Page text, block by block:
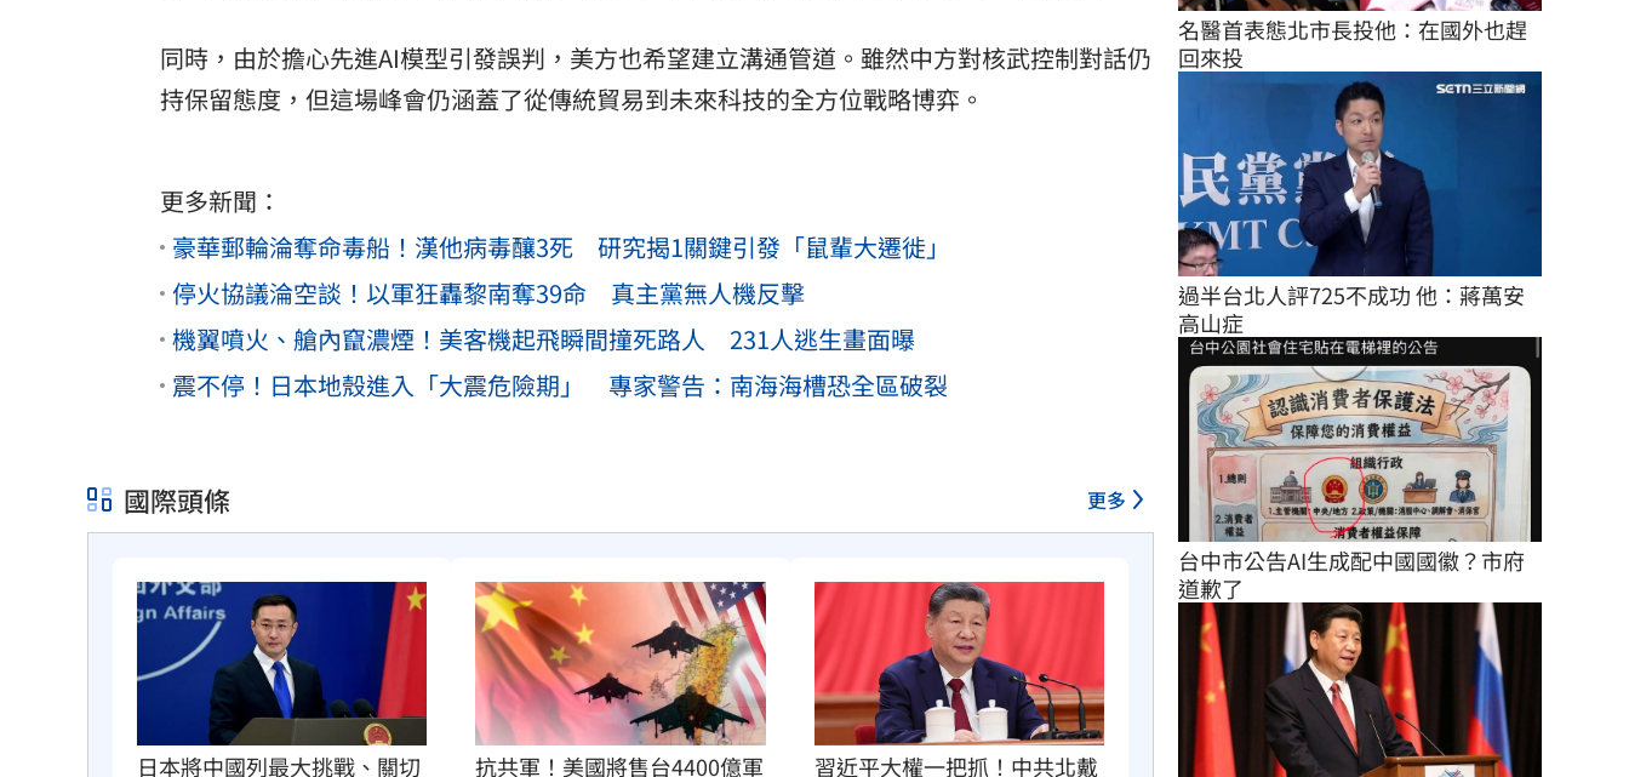
同時，由於擔心先進AI模型引發誤判，美方也希望建立溝通管道。雖然中方對核武控制對話仍
持保留態度，但這場峰會仍涵蓋了從傳統貿易到未來科技的全方位戰略博弈。
更多新聞：
豪華郵輪淪奪命毒船！漢他病毒釀3死 研究揭1關鍵引發「鼠輩大遷徙」
停火協議淪空談！以軍狂轟黎南奪39命 真主黨無人機反擊
機翼噴火、艙內竄濃煙！美客機起飛瞬間撞死路人 231人逃生畫面曝
震不停！日本地殼進入「大震危險期」 專家警告：南海海槽恐全區破裂
國際頭條 更多
日本將中國列最大挑戰、關切 抗共軍！美國將售台4400億軍 習近平大權一把抓！中共北戴
名醫首表態北市長投他：在國外也趕
回來投
過半台北人評725不成功 他：蔣萬安
高山症
台中市公告AI生成配中國國徽？市府
道歉了